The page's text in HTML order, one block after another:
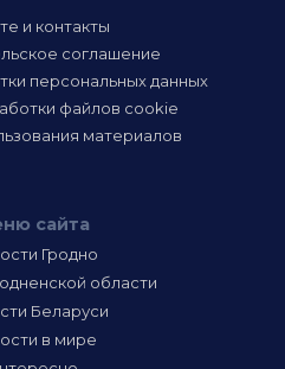
и контакты
соглашение
персональных данных
файлов cookie
материалов
сайта
Гродно
области
Беларуси
в мире